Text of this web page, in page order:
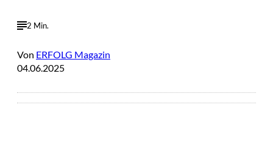
2 Min.
Von ERFOLG Magazin
04.06.2025